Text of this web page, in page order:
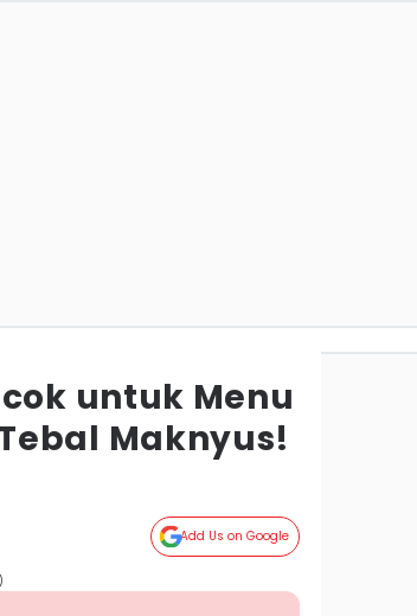
untuk Menu
Maknyus!
Add Us on Google